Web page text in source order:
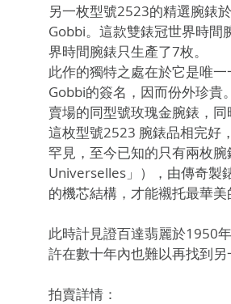
另一枚型號2523的精選腕錶
Gobbi。這款雙錶冠世界時間
界時間腕錶只生產了7枚。
此作的獨特之處在於它是唯
Gobbi的簽名，因而份外珍貴
賣場的同型號玫瑰金腕錶，
這枚型號2523 腕錶品相完好
罕見，至今已知的只有兩枚
Universelles」），由傳奇製
的機芯結構，才能襯托最華美
此時計見證百達翡麗於1950
許在數十年內也難以再找到另
拍賣詳情：